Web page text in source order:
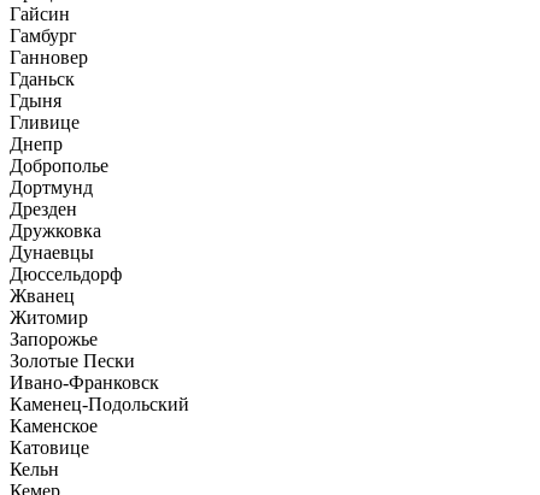
Гайсин
Гамбург
Ганновер
Гданьск
Гдыня
Гливице
Днепр
Доброполье
Дортмунд
Дрезден
Дружковка
Дунаевцы
Дюссельдорф
Жванец
Житомир
Запорожье
Золотые Пески
Ивано-Франковск
Каменец-Подольский
Каменское
Катовице
Кельн